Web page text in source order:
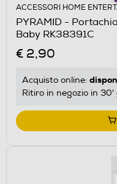
ACCESSORI HOME
PYRAMID -
Baby RK38391C
€ 2,90
Acquisto online:
Ritiro in negozio in